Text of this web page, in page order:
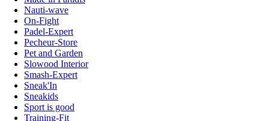
Nauti-wave
On-Fight
Padel-Expert
Pecheur-Store
Pet and Garden
Slowood Interior
Smash-Expert
Sneak'In
Sneakids
Sport is good
Training-Fit